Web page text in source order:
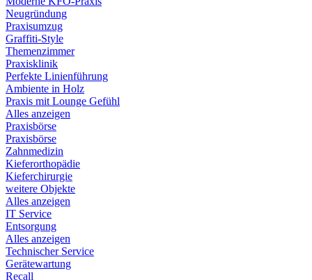
Neugründung
Praxisumzug
Graffiti-Style
Themenzimmer
Praxisklinik
Perfekte Linienführung
Ambiente in Holz
Praxis mit Lounge Gefühl
Alles anzeigen
Praxisbörse
Praxisbörse
Zahnmedizin
Kieferorthopädie
Kieferchirurgie
weitere Objekte
Alles anzeigen
IT Service
Entsorgung
Alles anzeigen
Technischer Service
Gerätewartung
Recall